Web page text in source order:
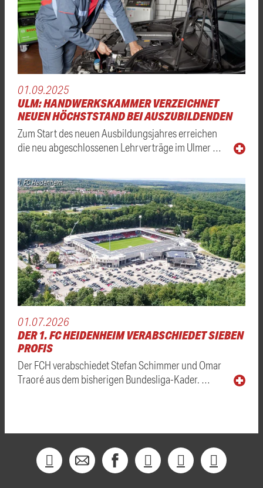
01.09.2025
ULM: HANDWERKSKAMMER VERZEICHNET
NEUEN HÖCHSTSTAND BEI AUSZUBILDENDEN
Zum Start des neuen Ausbildungsjahres erreichen
die neu abgeschlossenen Lehrverträge im Ulmer …
1. FC Heidenheim
01.07.2026
DER 1. FC HEIDENHEIM VERABSCHIEDET SIEBEN
PROFIS
Der FCH verabschiedet Stefan Schimmer und Omar
Traoré aus dem bisherigen Bundesliga-Kader. …